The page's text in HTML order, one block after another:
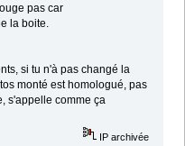
pas car
la boite.
si tu n'à pas changé la
monté est homologué, pas
s'appelle comme ça
IP archivée